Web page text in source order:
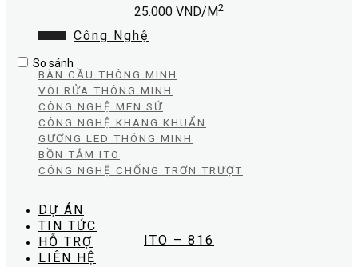
Công Nghệ
BÀN CẦU THÔNG MINH
VÒI RỬA THÔNG MINH
CÔNG NGHỆ MEN SỨ
CÔNG NGHỆ KHÁNG KHUẨN
GƯƠNG LED THÔNG MINH
BỒN TẮM ITO
CÔNG NGHỆ CHỐNG TRƠN TRƯỢT
DỰ ÁN
TIN TỨC
HỖ TRỢ
LIÊN HỆ
25.000 VND/M2
So sánh
ITO – 816